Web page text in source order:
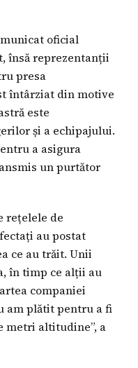
oficial
însă reprezentanții
presa
întârziat din motive
este
și a echipajului.
a asigura
un purtător
rețelele de
au postat
ce au trăit. Unii
în timp ce alții au
companiei
am plătit pentru a fi
metri altitudine”, a